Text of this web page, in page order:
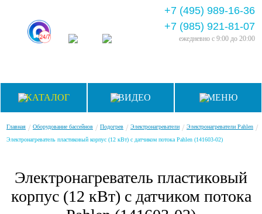
+7 (495) 989-16-36
+7 (985) 921-81-07
ежедневно с 9:00 до 20:00
КАТАЛОГ ВИДЕО МЕНЮ
Главная / Оборудование бассейнов / Подогрев / Электронагреватели / Электронагреватели Pahlen /
Электронагреватель пластиковый корпус (12 кВт) с датчиком потока Pahlen (141603-02)
Электронагреватель пластиковый
корпус (12 кВт) с датчиком потока